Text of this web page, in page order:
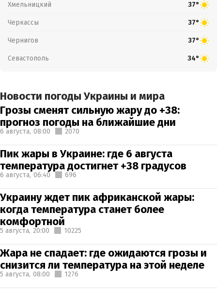
Хмельницкий 37°
Черкассы 37°
Чернигов 37°
Севастополь 34°
Новости погоды Украины и мира
Грозы сменят сильную жару до +38:
прогноз погоды на ближайшие дни
6 августа, 08:00 2070
Пик жары в Украине: где 6 августа
температура достигнет +38 градусов
6 августа, 06:40 696
Украину ждет пик африканской жары:
когда температура станет более
комфортной
5 августа, 20:00 10225
Жара не спадает: где ожидаются грозы и
снизится ли температура на этой неделе
5 августа, 08:00 1276